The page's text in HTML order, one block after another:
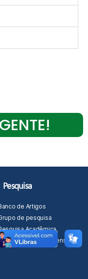
Pesquisa
de Artigos
de pesquisa
Acadêmica
Científica Uniensino